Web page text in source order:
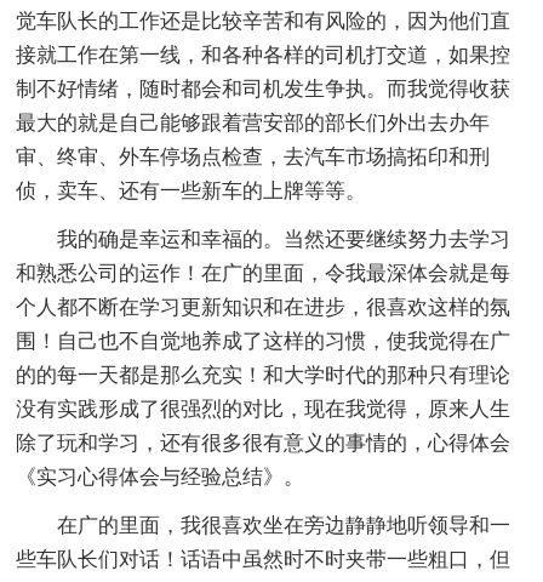
觉车队长的工作还是比较辛苦和有风险的，因为他们直
接就工作在第一线，和各种各样的司机打交道，如果控
制不好情绪，随时都会和司机发生争执。而我觉得收获
最大的就是自己能够跟着营安部的部长们外出去办年
审、终审、外车停场点检查，去汽车市场搞拓印和刑
侦，卖车、还有一些新车的上牌等等。
我的确是幸运和幸福的。当然还要继续努力去学习
和熟悉公司的运作！在广的里面，令我最深体会就是每
个人都不断在学习更新知识和在进步，很喜欢这样的氛
围！自己也不自觉地养成了这样的习惯，使我觉得在广
的的每一天都是那么充实！和大学时代的那种只有理论
没有实践形成了很强烈的对比，现在我觉得，原来人生
除了玩和学习，还有很多很有意义的事情的，心得体会
《实习心得体会与经验总结》。
在广的里面，我很喜欢坐在旁边静静地听领导和一
些车队长们对话！话语中虽然时不时夹带一些粗口，但